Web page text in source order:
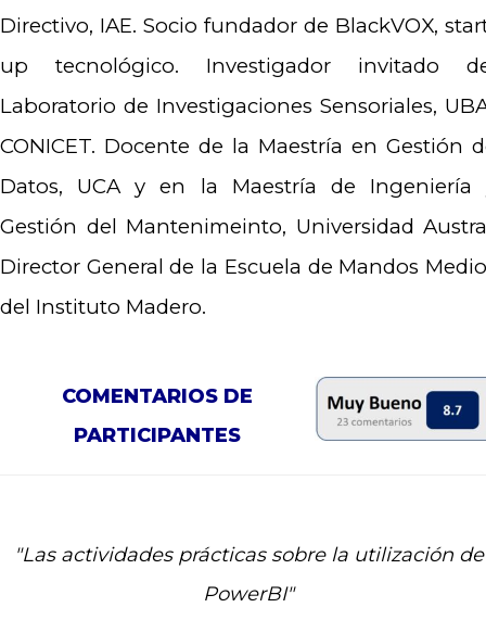
Directivo, IAE. Socio fundador de BlackVOX,
up tecnológico. Investigador invitado
Laboratorio de Investigaciones Sensoriales,
CONICET. Docente de la Maestría en Gestión
Datos, UCA y en la Maestría de Ingeniería
Gestión del Mantenimeinto, Universidad
Director General de la Escuela de Mandos
del Instituto Madero.
COMENTARIOS DE
PARTICIPANTES
"Las actividades prácticas sobre la utilización de
PowerBI"